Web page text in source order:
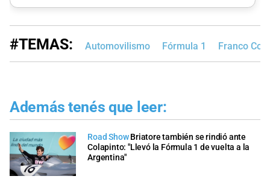
#TEMAS: Automovilismo Fórmula 1 Franco
Además tenés que leer:
Road Show Briatore también se rindió ante
Colapinto: "Llevó la Fórmula 1 de vuelta a la
Argentina"